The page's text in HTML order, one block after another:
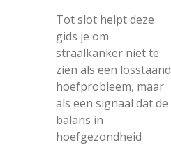
Tot slot helpt deze
gids je om
straalkanker niet te
zien als een losstaand
hoefprobleem, maar
als een signaal dat de
balans in
hoefgezondheid